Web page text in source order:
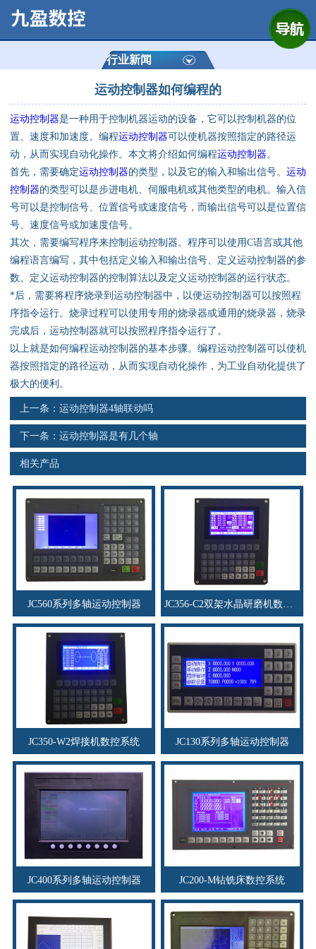
公司简介
产品展示
运动控制器
通用数控系统
定制数控系统
技术资讯
公司动态
资料下载
行业新闻
资质荣誉
联系电话
s
行业新闻
运动控制器如何编程的
运动控制器是一种用于控制机器运动的设备，它可以控制机器的位
置、速度和加速度。编程运动控制器可以使机器按照指定的路径运
动，从而实现自动化操作。本文将介绍如何编程运动控制器 。
首先，需要确定运动控制器的类型，以及它的输入和输出信号。 运动
控制器的类型可以是步进电机、伺服电机或其他类型的电机。输入信
号可以是控制信号、位置信号或速度信号，而输出信号可以是位置信
号、速度信号或加速度信号。
其次，需要编写程序来控制运动控制器。程序可以使用C语言或其他
编程语言编写，其中包括定义输入和输出信号、定义运动控制器的参
数、定义运动控制器的控制算法以及定义运动控制器的运行状态。
*后，需要将程序烧录到运动控制器中，以便运动控制器可以按照程
序指令运行。烧录过程可以使用专用的烧录器或通用的烧录器，烧录
完成后，运动控制器就可以按照程序指令运行了。
以上就是如何编程运动控制器的基本步骤。编程运动控制器可以使机
器按照指定的路径运动，从而实现自动化操作，为工业自动化提供了
极大的便利。
上一条： 运动控制器4轴联动吗
下一条： 运动控制器是有几个轴
相关产品
JC560系列多轴运动控制器 JC356-C2双架水晶研磨机数控系统
JC350-W2焊接机数控系统 JC130系列多轴运动控制器
JC400系列多轴运动控制器 JC200-M钻铣床数控系统